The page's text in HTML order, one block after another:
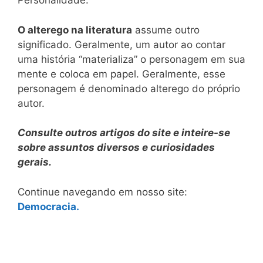
O alterego na literatura assume outro
significado. Geralmente, um autor ao contar
uma história “materializa” o personagem em sua
mente e coloca em papel. Geralmente, esse
personagem é denominado alterego do próprio
autor.
Consulte outros artigos do site e inteire-se
sobre assuntos diversos e curiosidades
gerais.
Continue navegando em nosso site:
Democracia.